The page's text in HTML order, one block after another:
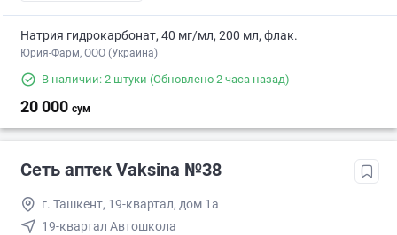
Натрия гидрокарбонат, 40 мг/мл, 200 мл, флак.
Юрия-Фарм, ООО (Украина)
В наличии: 2 штуки (Обновлено 2 часа назад)
20 000 сум
Сеть аптек Vaksina №38
г. Ташкент, 19-квартал, дом 1а
19-квартал Автошкола